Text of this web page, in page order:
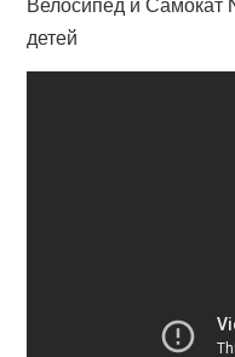
детей